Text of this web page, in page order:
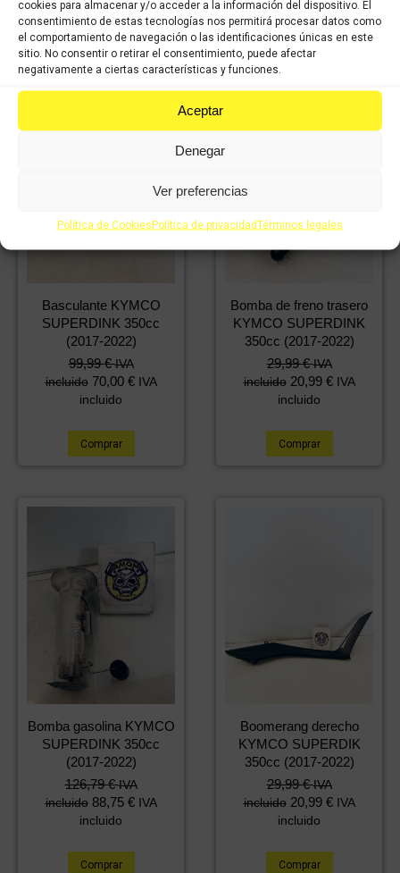
cookies para almacenar y/o acceder a la información del dispositivo. El
consentimiento de estas tecnologías nos permitirá procesar datos como
el comportamiento de navegación o las identificaciones únicas en este
sitio. No consentir o retirar el consentimiento, puede afectar
negativamente a ciertas características y funciones.
Aceptar
Denegar
Ver preferencias
Política de CookiesPolítica de privacidadTérminos legales
Comprar
Basculante KYMCO
SUPERDINK 350cc
(2017-2022)
99,99€ IVA
incluido 70,00 € IVA
incluido
Comprar
Bomba de freno trasero
KYMCO SUPERDINK
350cc (2017-2022)
29,99€ IVA
incluido 20,99 € IVA
incluido
Comprar
Bomba gasolina KYMCO
SUPERDINK 350cc
(2017-2022)
126,79€ IVA
incluido 88,75 € IVA
incluido
Comprar
Boomerang derecho
KYMCO SUPERDIK
350cc (2017-2022)
29,99€ IVA
incluido 20,99 € IVA
incluido
Comprar